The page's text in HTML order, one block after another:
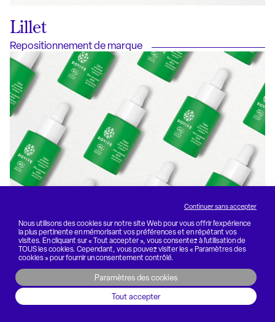
Lillet
Repositionnement de marque
Biovive
Création de marque
Nous utilisons des cookies sur notre site Web pour vous offrir l'expérience
la plus pertinente en mémorisant vos préférences et en répétant vos
visites. En cliquant sur « Tout accepter », vous consentez à l'utilisation de
TOUS les cookies. Cependant, vous pouvez visiter les « Paramètres des
cookies » pour fournir un consentement contrôlé.
Continuer sans accepter
Paramètres des cookies
Tout accepter